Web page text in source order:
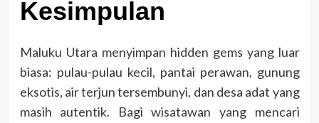
Kesimpulan
Maluku Utara menyimpan hidden gems yang luar
biasa: pulau-pulau kecil, pantai perawan, gunung
eksotis, air terjun tersembunyi, dan desa adat yang
masih autentik. Bagi wisatawan yang mencari